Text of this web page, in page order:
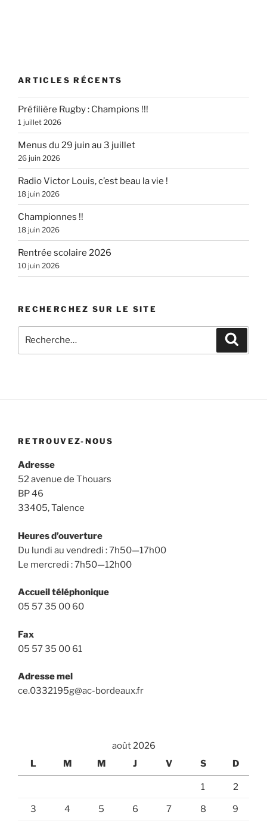
ARTICLES RÉCENTS
Préfilière Rugby : Champions !!!
1 juillet 2026
Menus du 29 juin au 3 juillet
26 juin 2026
Radio Victor Louis, c’est beau la vie !
18 juin 2026
Championnes !!
18 juin 2026
Rentrée scolaire 2026
10 juin 2026
RECHERCHEZ SUR LE SITE
pour
RETROUVEZ-NOUS
Adresse
52 avenue de Thouars
BP 46
33405, Talence
Heures d’ouverture
Du lundi au vendredi : 7h50—17h00
Le mercredi : 7h50—12h00
Accueil téléphonique
05 57 35 00 60
Fax
05 57 35 00 61
Adresse mel
ce.0332195g@ac-bordeaux.fr
août 2026
L
M M J V S D
1 2
3 4 5 6 7 8 9